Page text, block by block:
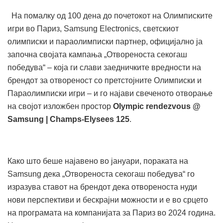
На помалку од 100 дена до почетокот на Олимписките
игри во Париз, Samsung Electronics, светскиот
олимписки и параолимписки партнер, официјално ја
започна својата кампања „Отвореноста секогаш
победува“ – која ги слави заедничките вредности на
брендот за отвореност со претстојните Олимписки и
Параолимписки игри – и го најави свеченото отворање
на својот изложбен простор Olympic rendezvous @
Samsung | Champs-Elysees 125.
Како што беше најавено во јануари, пораката на
Samsung дека „Отвореноста секогаш победува“ го
изразува ставот на брендот дека отвореноста нуди
нови перспективи и бескрајни можности и е во срцето
на програмата на компанијата за Париз во 2024 година.